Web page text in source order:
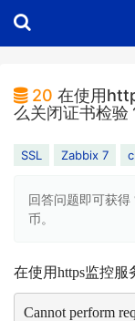
20 在使用
么关闭证书检验
SSL Zabbix 7
回答问题即可获得
币。
在使用https监控服
Cannot perform